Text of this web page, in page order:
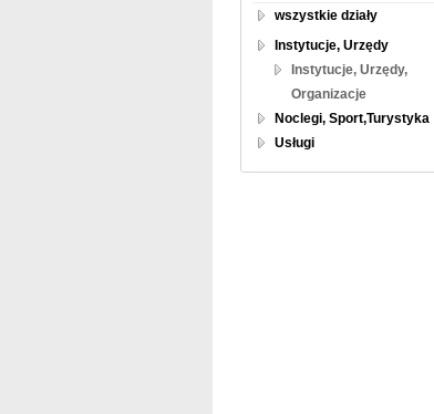
wszystkie działy
Instytucje, Urzędy
Instytucje, Urzędy,
Organizacje
Noclegi, Sport,Turystyka
Usługi